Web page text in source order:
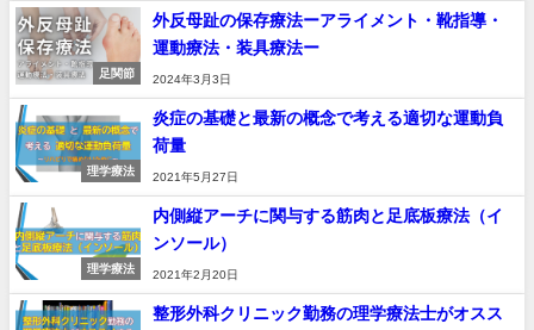
足関節
外反母趾の保存療法ーアライメント・靴指導・
運動療法・装具療法ー
2024年3月3日
理学療法
炎症の基礎と最新の概念で考える適切な運動負
荷量
2021年5月27日
理学療法
内側縦アーチに関与する筋肉と足底板療法（イ
ンソール）
2021年2月20日
整形外科クリニック勤務の理学療法士がオスス